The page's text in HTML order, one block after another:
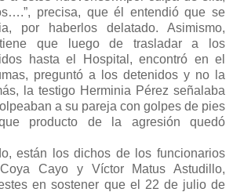
precisa, que él entendió que se
por haberlos delatado. Asimismo,
que luego de trasladar a los
hasta el Hospital, encontró en el
preguntó a los detenidos y no la
la testigo Herminia Pérez señalaba
a su pareja con golpes de pies
producto de la agresión quedó
están los dichos de los funcionarios
Cayo y Víctor Matus Astudillo,
en sostener que el 22 de julio de